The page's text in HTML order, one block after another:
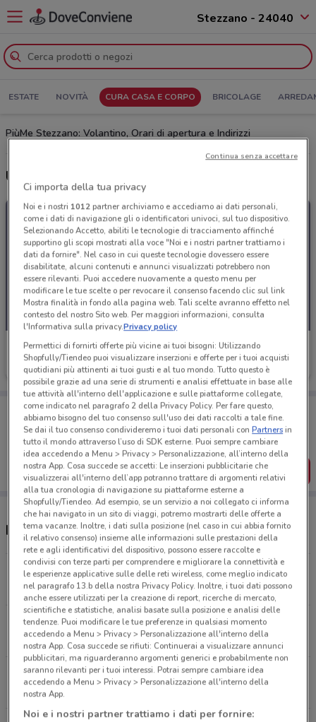
Stezzano - 24040
ESTATE NOVITÀ CURA CASA E CORPO BRICOLAGE
PiùMe Stezzano: Volantino, Orari di apertura e Indirizzi
Ultime offerte del volantino PiùMe
PiùMe
Scade il 23/08
Porta DoveConviene sempre con te!
Puoi trovare le migliori offerte dei negozi vicino a te,
salvarle e creare la tua lista del risparmio, comodamente
dal tuo cellulare.
SCARICA L’APP
Negozi PiùMe a Stezzano
Via A.Locatelli, 14 Bergamo
5.3 km
CHIUSO
Via Borgo S.Caterina, 65 Bergamo
6.4 km
CHIUSO
Via Xxv Aprile, 14 Brembate Di Sopra
9.1 km
Ci importa della tua privacy
Noi e i nostri 1012partner archiviamo e accediamo ai dati personali,
come i dati di navigazione gli o identificatori univoci, sul tuo dispositivo.
Selezionando Accetto, abiliti le tecnologie di tracciamento affinché
supportino gli scopi mostrati alla voce "Noi e i nostri partner trattiamo i
dati da fornire". Nel caso in cui queste tecnologie dovessero essere
disabilitate, alcuni contenuti e annunci visualizzati potrebbero non
essere rilevanti. Puoi accedere nuovamente a questo menu per
modificare le tue scelte o per revocare il consenso facendo clic sul link
Mostra finalità in fondo alla pagina web. Tali scelte avranno effetto nel
contesto del nostro Sito web. Per maggiori informazioni, consulta
l'Informativa sulla privacy.Privacy policy
Permettici di fornirti offerte più vicine ai tuoi bisogni: Utilizzando
Shopfully/Tiendeo puoi visualizzare inserzioni e offerte per i tuoi acquisti
quotidiani più attinenti ai tuoi gusti e al tuo mondo. Tutto questo è
possibile grazie ad una serie di strumenti e analisi effettuate in base alle
tue attività all'interno dell'applicazione e sulle piattaforme collegate,
come indicato nel paragrafo 2 della Privacy Policy. Per fare questo,
abbiamo bisogno del tuo consenso sull'uso dei dati raccolti a tale fine.
Se dai il tuo consenso condivideremo i tuoi dati personali conPartnersin
tutto il mondo attraverso l’uso di SDK esterne. Puoi sempre cambiare
idea accedendo a Menu > Privacy > Personalizzazione, all’interno della
nostra App. Cosa succede se accetti: Le inserzioni pubblicitarie che
visualizzerai all'interno dell’app potranno trattare di argomenti relativi
alla tua cronologia di navigazione su piattaforme esterne a
Shopfully/Tiendeo. Ad esempio, se un servizio a noi collegato ci informa
che hai navigato in un sito di viaggi, potremo mostrarti delle offerte a
tema vacanze. Inoltre, i dati sulla posizione (nel caso in cui abbia fornito
il relativo consenso) insieme alle informazioni sulle prestazioni della
rete e agli identificativi del dispositivo, possono essere raccolte e
condivisi con terze parti per comprendere e migliorare la connettività e
le esperienze applicative sulle delle reti wireless, come meglio indicato
nel paragrafo 13.b della nostra Privacy Policy. Inoltre, i tuoi dati possono
anche essere utilizzati per la creazione di report, ricerche di mercato,
scientifiche e statistiche, analisi basate sulla posizione e analisi delle
tendenze. Puoi modificare le tue preferenze in qualsiasi momento
accedendo a Menu > Privacy > Personalizzazione all'interno della
nostra App. Cosa succede se rifiuti: Continuerai a visualizzare annunci
pubblicitari, ma riguarderanno argomenti generici e probabilmente non
saranno rilevanti per i tuoi interessi. Potrai sempre cambiare idea
accedendo a Menu > Privacy > Personalizzazione all'interno della
nostra App.
Noi e i nostri partner trattiamo i dati per fornire:
Continua senza accettare